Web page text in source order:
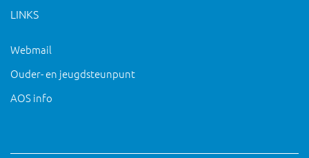
LINKS
Webmail
Ouder- en jeugdsteunpunt
AOS info